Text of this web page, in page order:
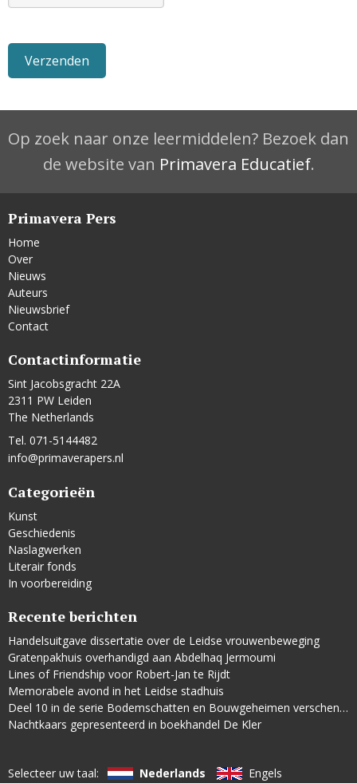
Op zoek naar onze leermiddelen? Bezoek dan
de website van Primavera Educatief.
Primavera Pers
Home
Over
Nieuws
Auteurs
Nieuwsbrief
Contact
Contactinformatie
Sint Jacobsgracht 22A
2311 PW Leiden
The Netherlands
Tel. 071-5144482
info@primaverapers.nl
Categorieën
Kunst
Geschiedenis
Naslagwerken
Literair fonds
In voorbereiding
Recente berichten
Handelsuitgave dissertatie over de Leidse vrouwenbeweging
Gratenpakhuis overhandigd aan Abdelhaq Jermoumi
Lines of Friendship voor Robert-Jan te Rijdt
Memorabele avond in het Leidse stadhuis
Deel 10 in de serie Bodemschatten en Bouwgeheimen verschenen
Nachtkaars gepresenteerd in boekhandel De Kler
Selecteer uw taal: Nederlands Engels